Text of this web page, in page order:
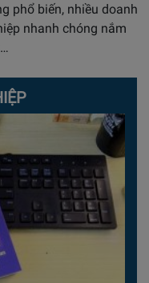
phổ biến, nhiều doanh
nhanh chóng nắm